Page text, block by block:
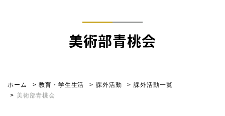
美術部青桃会
ホーム 教育・学生生活 課外活動
課外活動一覧
美術部青桃会